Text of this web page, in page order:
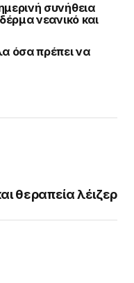
συνήθεια
νεανικό και
όσα πρέπει να
θεραπεία λέιζερ